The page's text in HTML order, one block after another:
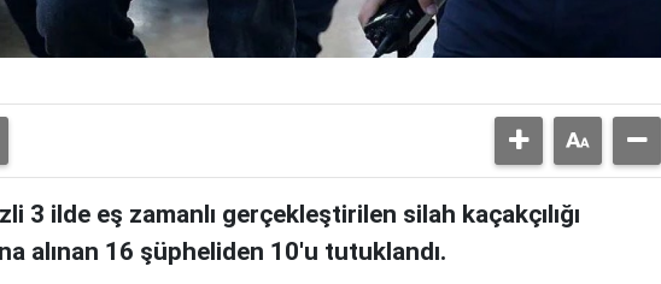
3 ilde eş zamanlı gerçekleştirilen silah kaçakçılığı
alınan 16 şüpheliden 10'u tutuklandı.